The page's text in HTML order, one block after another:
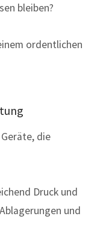
bleiben?
ordentlichen
die
Druck und
und